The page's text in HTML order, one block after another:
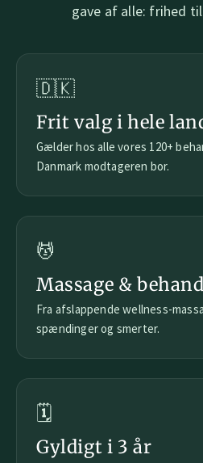
gave af alle: frihed
🇩🇰
Frit valg i hele
Gælder hos alle vores 120+
Danmark modtageren bor.
💆
Massage &
Fra afslappende wellness-
spændinger og smerter.
🗓️
Gyldigt i 3 år